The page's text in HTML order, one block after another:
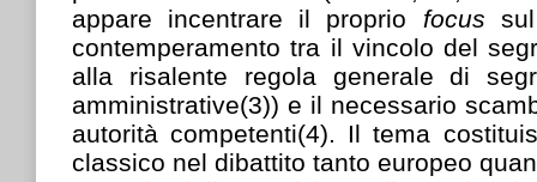
appare incentrare il proprio focus
contemperamento tra il vincolo del
alla risalente regola generale di
amministrative(3)) e il necessario
autorità competenti(4). Il tema
classico nel dibattito tanto europeo